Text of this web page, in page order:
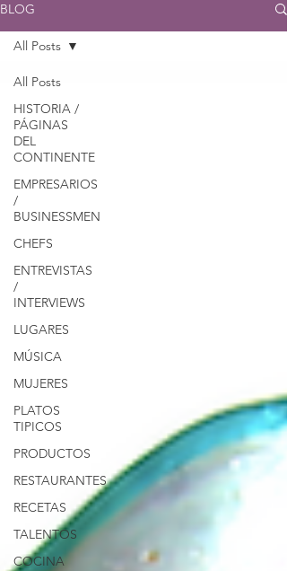
BLOG
All Posts
HISTORIA /
PÁGINAS
DEL
CONTINENTE
EMPRESARIOS
/
BUSINESSMEN
CHEFS
ENTREVISTAS
/
INTERVIEWS
LUGARES
MÚSICA
MUJERES
PLATOS
TIPICOS
PRODUCTOS
RESTAURANTES
RECETAS
TALENTOS
COCINA
All Posts